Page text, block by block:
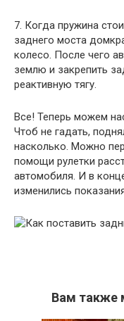
7. Когда пружина
заднего моста
колесо. После чего
землю и закрепить
реактивную тягу.
Все! Теперь можем
Чтоб не гадать,
насколько. Можно
помощи рулетки
автомобиля. И в
изменились
Вам также